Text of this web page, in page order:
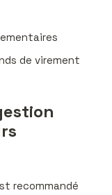
de virement
recommandé